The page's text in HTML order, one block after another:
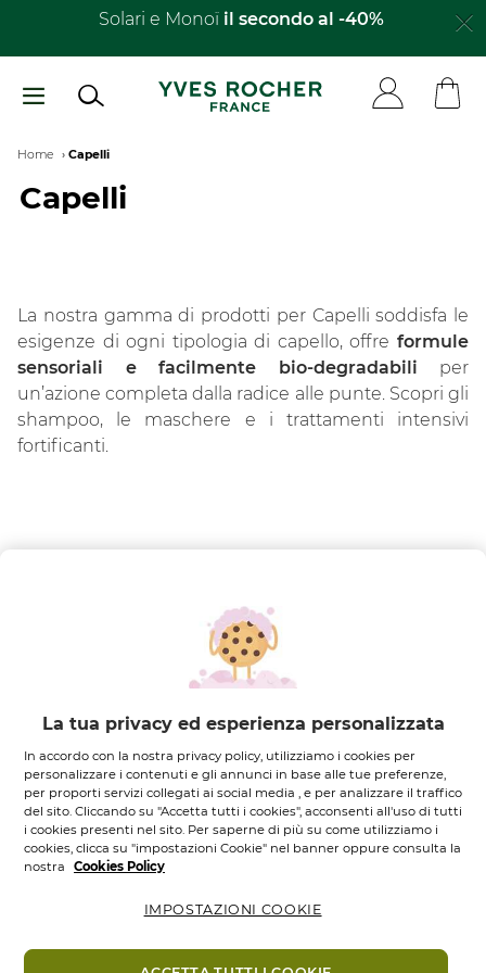
principale
Solari e Monoï il secondo al -40%​
Breadcrumb
Home Capelli
Capelli
La nostra gamma di prodotti per Capelli soddisfa le
esigenze di ogni tipologia di capello, offre formule
sensoriali e facilmente bio-degradabili per
un’azione completa dalla radice alle punte. Scopri gli
shampoo, le maschere e i trattamenti intensivi
fortificanti.
NOVITÀ
Ristrutturante |...
La tua privacy ed esperienza personalizzata
In accordo con la nostra privacy policy, utilizziamo i cookies per
personalizzare i contenuti e gli annunci in base alle tue preferenze,
per proporti servizi collegati ai social media , e per analizzare il traffico
del sito. Cliccando su "Accetta tutti i cookies", acconsenti all'uso di tutti
i cookies presenti nel sito. Per saperne di più su come utilizziamo i
cookies, clicca su "impostazioni Cookie" nel banner oppure consulta la
nostra
Cookies Policy
IMPOSTAZIONI COOKIE